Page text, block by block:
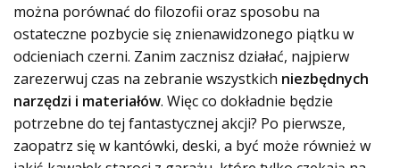
można porównać do filozofii oraz sposobu na
ostateczne pozbycie się znienawidzonego piątku w
odcieniach czerni. Zanim zacznisz działać, najpierw
zarezerwuj czas na zebranie wszystkich niezbędnych
narzędzi i materiałów. Więc co dokładnie będzie
potrzebne do tej fantastycznej akcji? Po pierwsze,
zaopatrz się w kantówki, deski, a być może również w